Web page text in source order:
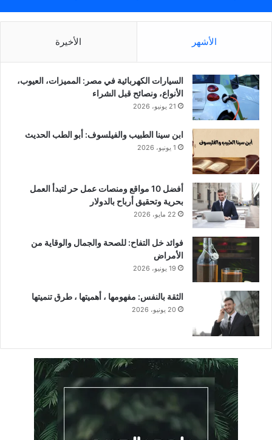
الأشهر الأخيرة
السيارات الكهربائية في مصر: المميزات، العيوب،
الأنواع، ونصائح قبل الشراء
21 يونيو، 2026
ابن سينا الطبيب والفيلسوف: أبو الطب الحديث
1 يونيو، 2026
أفضل 10 مواقع ومنصات عمل حر لتبدأ العمل
بحرية وتحقيق أرباح بالدولار
22 مايو، 2026
فوائد خل التفاح: للصحة والجمال والوقاية من
الأمراض
19 يونيو، 2026
الثقة بالنفس: مفهومها ، أهميتها ، طرق تنميتها
20 يونيو، 2026